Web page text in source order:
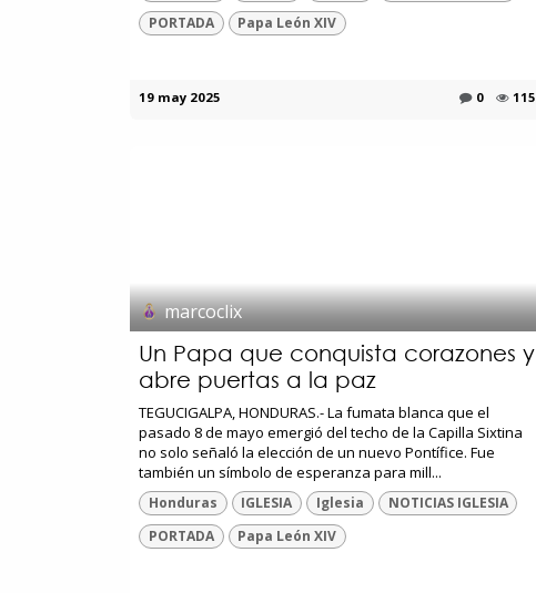
PORTADA
Papa León XIV
19 may 2025 0 115
marcoclix
Un Papa que conquista corazones y
abre puertas a la paz
TEGUCIGALPA, HONDURAS.- La fumata blanca que el
pasado 8 de mayo emergió del techo de la Capilla Sixtina
no solo señaló la elección de un nuevo Pontífice. Fue
también un símbolo de esperanza para mill...
Honduras IGLESIA Iglesia
NOTICIAS IGLESIA
PORTADA
Papa León XIV